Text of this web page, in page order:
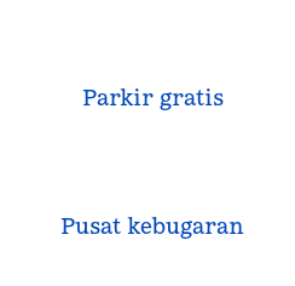
Parkir gratis
Pusat kebugaran